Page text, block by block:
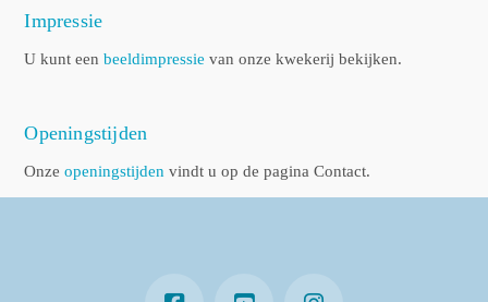
Impressie
U kunt eenbeeldimpressie van onze kwekerij bekijken.
Openingstijden
Onzeopeningstijden vindt u op de pagina Contact.